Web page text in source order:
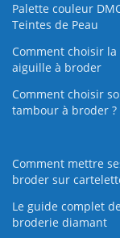
Palette couleur
Teintes de Peau
Comment choisir la
aiguille à broder
Comment choisir
tambour à broder ?
Comment mettre
broder sur
Le guide complet
broderie diamant